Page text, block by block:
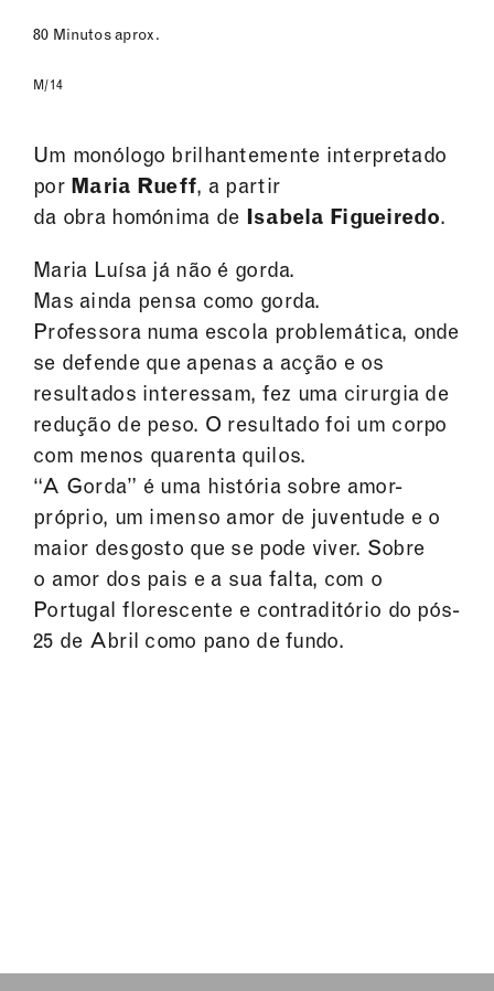
80 Minutos aprox.
M/14
Um monólogo brilhantemente interpretado
por Maria Rueff, a partir
da obra homónima de Isabela Figueiredo.
Maria Luísa já não é gorda.
Mas ainda pensa como gorda.
Professora numa escola problemática, onde
se defende que apenas a acção e os
resultados interessam, fez uma cirurgia de
redução de peso. O resultado foi um corpo
com menos quarenta quilos.
“A Gorda” é uma história sobre amor-
próprio, um imenso amor de juventude e o
maior desgosto que se pode viver. Sobre
o amor dos pais e a sua falta, com o
Portugal florescente e contraditório do pós-
25 de Abril como pano de fundo.